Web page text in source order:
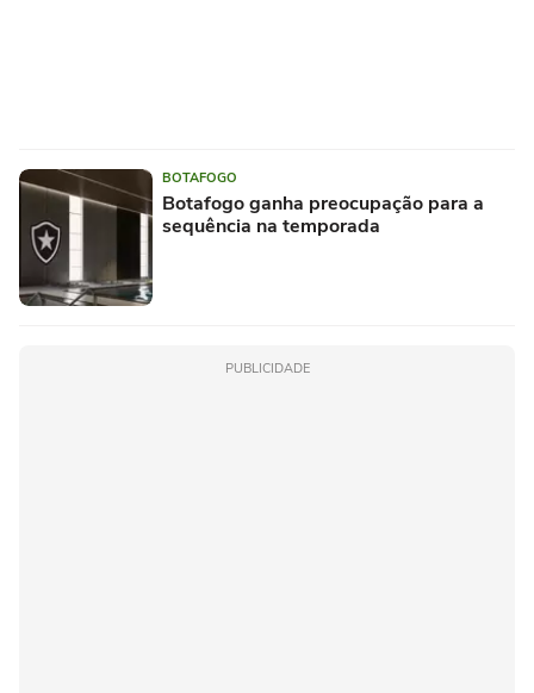
BOTAFOGO
Botafogo ganha preocupação para a
sequência na temporada
PUBLICIDADE